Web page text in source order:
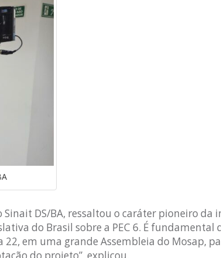
DS/BA, ressaltou o caráter pioneiro da
do Brasil sobre a PEC 6. É fundamental
em uma grande Assembleia do Mosap,
do projeto”, explicou.